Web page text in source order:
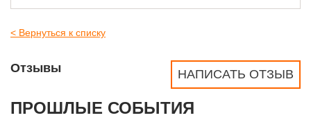
< Вернуться к списку
НАПИСАТЬ ОТЗЫВ
Отзывы
ПРОШЛЫЕ СОБЫТИЯ